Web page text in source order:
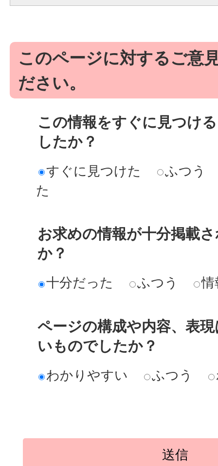
このページに対するご意
ださい。
この情報をすぐに見つけ
したか？
すぐに見つけた
ふつう
た
お求めの情報が十分掲載
か？
十分だった ふつう 情
ページの構成や内容、表
いものでしたか？
わかりやすい ふつう